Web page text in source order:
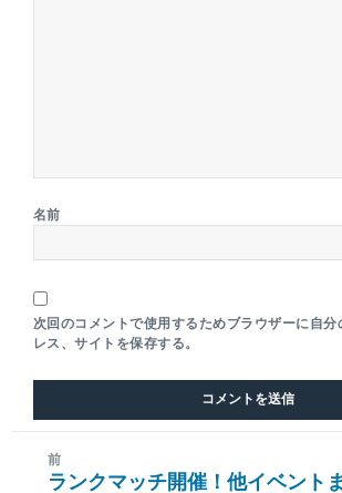
名前
次回のコメントで使用するためブラウザーに自分
レス、サイトを保存する。
前
前
ランクマッチ開催！他イベント